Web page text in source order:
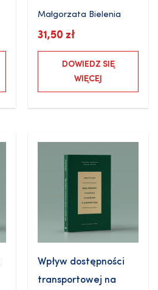
Małgorzata Bielenia
31,50 zł
DOWIEDZ SIĘ
WIĘCEJ
Wpływ dostępności
transportowej na